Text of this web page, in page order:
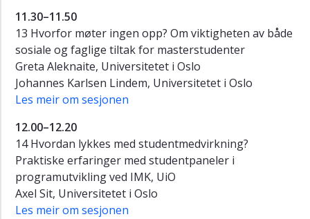
11.30–11.50
13 Hvorfor møter ingen opp? Om viktigheten av både
sosiale og faglige tiltak for masterstudenter
Greta Aleknaite, Universitetet i Oslo
Johannes Karlsen Lindem, Universitetet i Oslo
Les meir om sesjonen
12.00–12.20
14 Hvordan lykkes med studentmedvirkning?
Praktiske erfaringer med studentpaneler i
programutvikling ved IMK, UiO
Axel Sit, Universitetet i Oslo
Les meir om sesjonen